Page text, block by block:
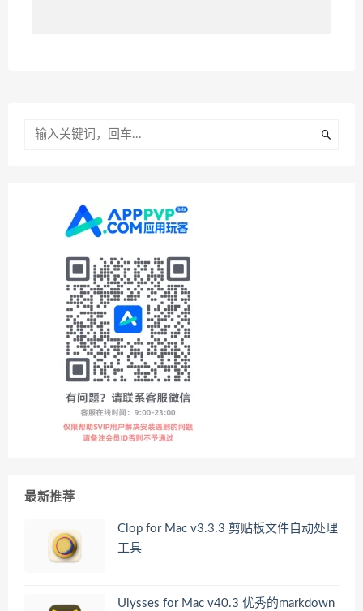
最新推荐
Clop for Mac v3.3.3 剪贴板文件自动处理
工具
Ulysses for Mac v40.3 优秀的markdown